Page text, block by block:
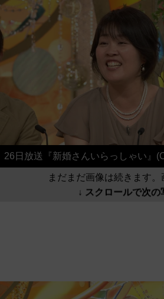
26日放送『新婚さんいらっしゃい』
まだまだ画像は続きます。
↓ スクロールで次の